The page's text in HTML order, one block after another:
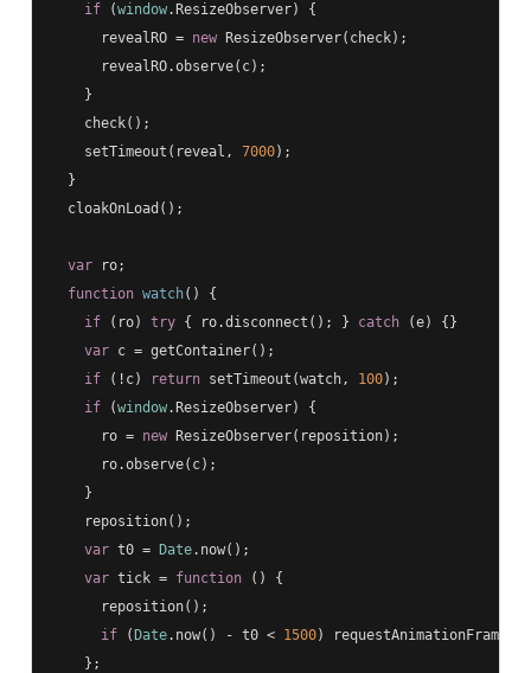
if (window.ResizeObserver) {
      revealRO =
new ResizeObserver(check);
      revealRO.observe(c);
    }
    check();
    setTimeout(reveal,
7000);
  }
  cloakOnLoad();
var ro;
function watch( )
{
if (ro) try { ro.disconnect(); } catch (e) {}
var c = getContainer();
if (!c) return setTimeout(watch, 100);
if (window.ResizeObserver) {
      ro =
new ResizeObserver(reposition);
      ro.observe(c);
    }
    reposition();
var t0 = Date.now();
var tick = function ( )
{
      reposition();
if ( Date.now() - t0 < 1500)
    };